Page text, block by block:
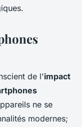
de l'impact
ne se
modernes;